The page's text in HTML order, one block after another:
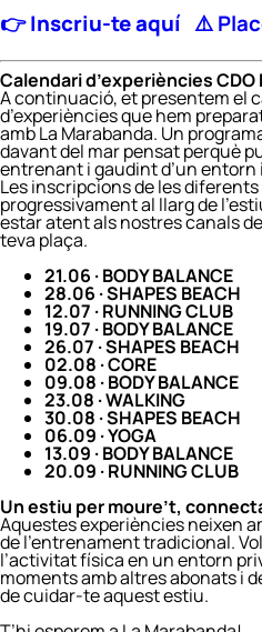
👉Inscriu-te aquí ⚠️
Calendari d’experiències
A continuació, et presentem el
d’experiències que hem
amb La Marabanda. Un
davant del mar pensat perquè
entrenant i gaudint d’un entorn
Les inscripcions de les
progressivament al llarg de
estar atent als nostres canals
teva plaça.
21.06 · BODY BALANCE
28.06 · SHAPES BEACH
12.07 · RUNNING CLUB
19.07 · BODY BALANCE
26.07 · SHAPES BEACH
02.08 · CORE
09.08 · BODY BALANCE
23.08 · WALKING
30.08 · SHAPES BEACH
06.09 · YOGA
13.09 · BODY BALANCE
20.09 · RUNNING CLUB
Un estiu per moure’t,
Aquestes experiències neixen
de l’entrenament tradicional.
l’activitat física en un entorn
moments amb altres abonats i
de cuidar-te aquest estiu.